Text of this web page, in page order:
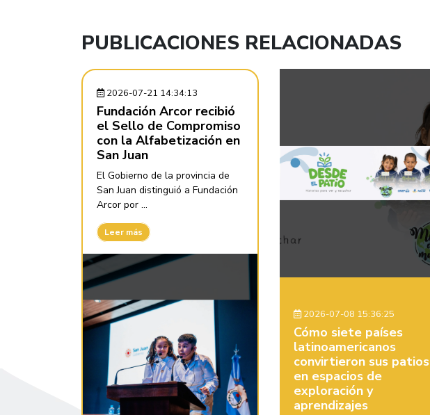
PUBLICACIONES RELACIONADAS
2026-07-21 14:34:13
Fundación Arcor recibió
el Sello de Compromiso
con la Alfabetización en
San Juan
El Gobierno de la provincia de
San Juan distinguió a Fundación
Arcor por ...
Leer más
2026-07-08 15:36:25
Cómo siete países
latinoamericanos
convirtieron sus patios
en espacios de
exploración y
aprendizajes